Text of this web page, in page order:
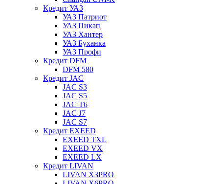
Кредит УАЗ
УАЗ Патриот
УАЗ Пикап
УАЗ Хантер
УАЗ Буханка
УАЗ Профи
Кредит DFM
DFM 580
Кредит JAC
JAC S3
JAC S5
JAC T6
JAC J7
JAC S7
Кредит EXEED
EXEED TXL
EXEED VX
EXEED LX
Кредит LIVAN
LIVAN X3PRO